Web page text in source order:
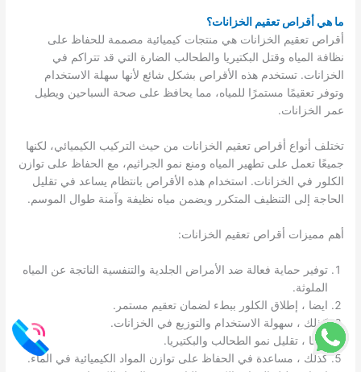
ما هي أقراص تعقيم الخزانات؟
أقراص تعقيم الخزانات هي منتجات كيميائية مصممة للحفاظ على
نظافة المياه وقتل البكتيريا والطحالب الضارة التي قد تتراكم في
الخزانات. تستخدم هذه الأقراص بشكل شائع لأنها سهلة الاستخدام
وتوفر تعقيمًا مستمرًا للمياه، مما يحافظ على صحة السباحين ويطيل
عمر الخزانات.
تختلف أنواع أقراص تعقيم الخزانات من حيث التركيب الكيميائي، لكنها
جميعًا تعمل على تطهير المياه ومنع نمو الجراثيم، مع الحفاظ على توازن
الكلور في الخزانات. استخدام هذه الأقراص بانتظام يساعد في تقليل
الحاجة إلى التنظيف المتكرر ويضمن مياه نظيفة وآمنة طوال الموسم.
أهم مميزات أقراص تعقيم الخزانات:
توفير حماية فعالة ضد الأمراض الجلدية والتنفسية الناتجة عن المياه
الملوثة.
ايضا ، إطلاق الكلور ببطء لضمان تعقيم مستمر.
كذلك ، سهولة الاستخدام والتوزيع في الخزانات.
ايضا ، تقليل نمو الطحالب والبكتيريا.
كذلك ، مساعدة في الحفاظ على توازن المواد الكيميائية في الماء.